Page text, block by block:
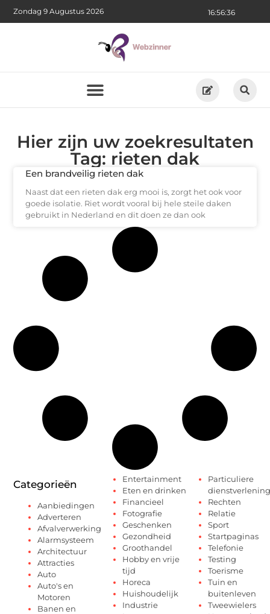
16:56:36
Zondag 9 Augustus 2026
Hier zijn uw zoekresultaten
Tag: rieten dak
Een brandveilig rieten dak
Naast dat een rieten dak erg mooi is, zorgt het ook voor
goede isolatie. Riet wordt vooral bij hele steile daken
gebruikt in Nederland en dit doen ze dan ook
Categorieën
Aanbiedingen
Adverteren
Afvalverwerking
Alarmsysteem
Architectuur
Attracties
Auto
Auto's en
Motoren
Banen en
Entertainment
Eten en drinken
Financieel
Fotografie
Geschenken
Gezondheid
Groothandel
Hobby en vrije
tijd
Horeca
Huishoudelijk
Industrie
Particuliere
dienstverlening
Rechten
Relatie
Sport
Startpaginas
Telefonie
Testing
Toerisme
Tuin en
buitenleven
Tweewielers